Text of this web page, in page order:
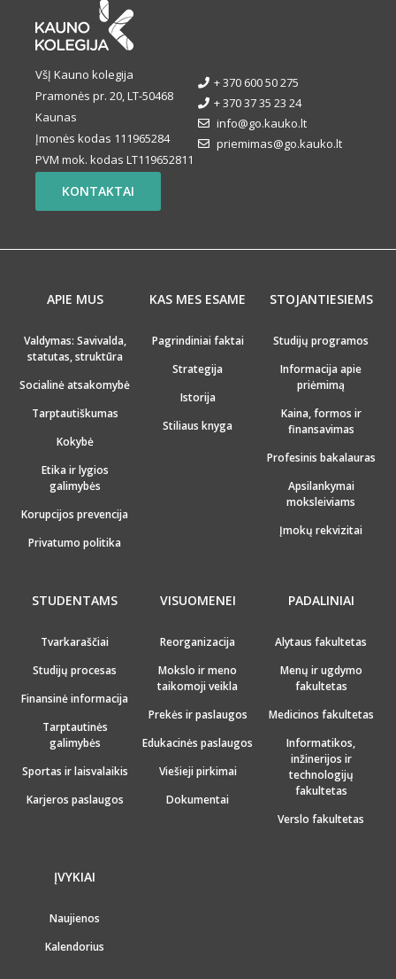
VšĮ Kauno kolegija
Pramonės pr. 20, LT-50468
Kaunas
Įmonės kodas 111965284
PVM mok. kodas LT119652811
+ 370 600 50 275
+ 370 37 35 23 24
info@go.kauko.lt
priemimas@go.kauko.lt
KONTAKTAI
APIE MUS
Valdymas: Savivalda,
statutas, struktūra
Socialinė atsakomybė
Tarptautiškumas
Kokybė
Etika ir lygios
galimybės
Korupcijos prevencija
Privatumo politika
KAS MES ESAME
Pagrindiniai faktai
Strategija
Istorija
Stiliaus knyga
STOJANTIESIEMS
Studijų programos
Informacija apie
priėmimą
Kaina, formos ir
finansavimas
Profesinis bakalauras
Apsilankymai
moksleiviams
Įmokų rekvizitai
STUDENTAMS
Tvarkaraščiai
Studijų procesas
Finansinė informacija
Tarptautinės
galimybės
Sportas ir laisvalaikis
Karjeros paslaugos
VISUOMENEI
Reorganizacija
Mokslo ir meno
taikomoji veikla
Prekės ir paslaugos
Edukacinės paslaugos
Viešieji pirkimai
Dokumentai
PADALINIAI
Alytaus fakultetas
Menų ir ugdymo
fakultetas
Medicinos fakultetas
Informatikos,
inžinerijos ir
technologijų
fakultetas
Verslo fakultetas
ĮVYKIAI
Naujienos
Kalendorius